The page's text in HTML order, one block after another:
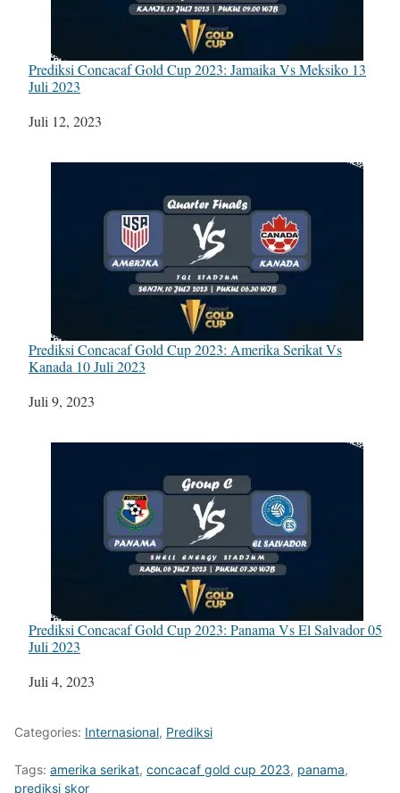
Prediksi Concacaf Gold Cup 2023: Jamaika Vs Meksiko 13
Juli 2023
Tanggal
Juli 12, 2023
Prediksi Concacaf Gold Cup 2023: Amerika Serikat Vs
Kanada 10 Juli 2023
Tanggal
Juli 9, 2023
Prediksi Concacaf Gold Cup 2023: Panama Vs El Salvador 05
Juli 2023
Tanggal
Juli 4, 2023
Categories: Internasional, Prediksi
Tags: amerika serikat, concacaf gold cup 2023, panama,
prediksi skor